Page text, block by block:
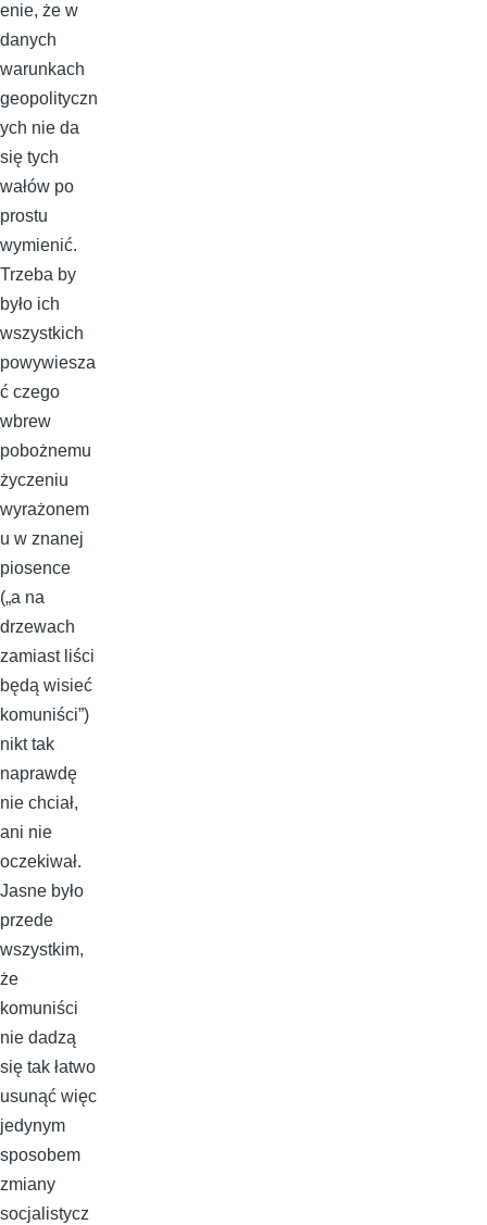
enie, że w
danych
warunkach
geopolityczn
ych nie da
się tych
wałów po
prostu
wymienić.
Trzeba by
było ich
wszystkich
powywiesza
ć czego
wbrew
pobożnemu
życzeniu
wyrażonem
u w znanej
piosence
(„a na
drzewach
zamiast liści
będą wisieć
komuniści”)
nikt tak
naprawdę
nie chciał,
ani nie
oczekiwał.
Jasne było
przede
wszystkim,
że
komuniści
nie dadzą
się tak łatwo
usunąć więc
jedynym
sposobem
zmiany
socjalistycz